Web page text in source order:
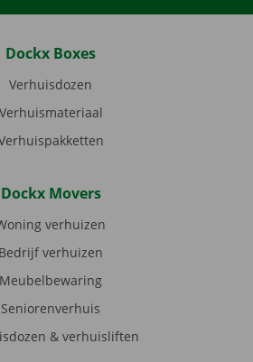
Dockx Boxes
Verhuisdozen
Verhuismateriaal
Dockx Movers
verhuizen
Bedrijf verhuizen
Meubelbewaring
Seniorenverhuis
& verhuisliften